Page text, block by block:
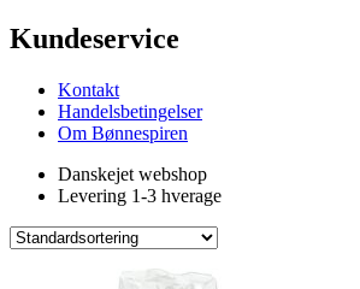
Kundeservice
Kontakt
Handelsbetingelser
Om Bønnespiren
Danskejet webshop
Levering 1-3 hverage